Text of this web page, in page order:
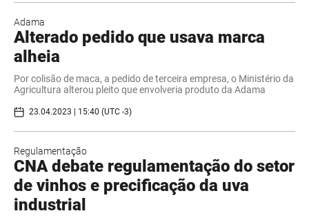
Adama
Alterado pedido que usava marca
alheia
Por colisão de maca, a pedido de terceira empresa, o Ministério da
Agricultura alterou pleito que envolveria produto da Adama
23.04.2023 | 15:40 (UTC -3)
Regulamentação
CNA debate regulamentação do setor
de vinhos e precificação da uva
industrial